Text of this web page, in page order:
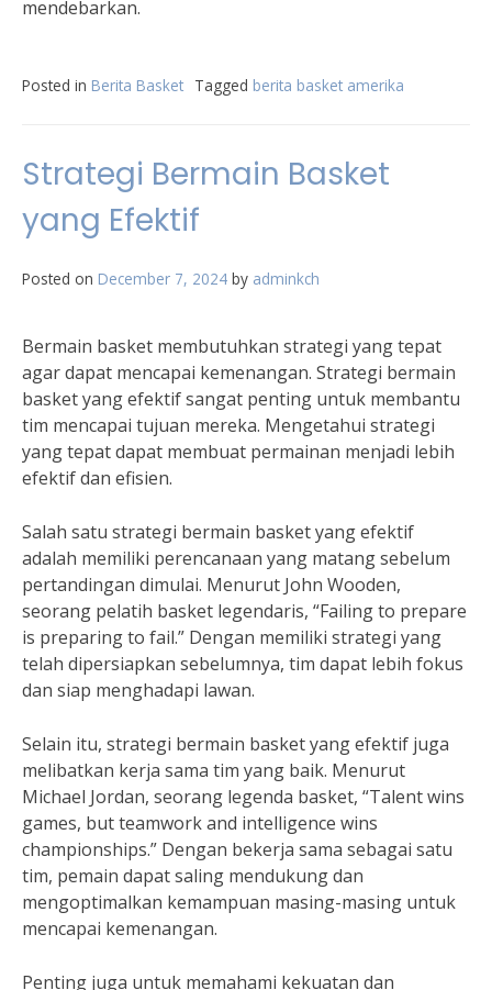
mendebarkan.
Posted in Berita Basket Tagged berita basket amerika
Strategi Bermain Basket
yang Efektif
Posted on December 7, 2024 by adminkch
Bermain basket membutuhkan strategi yang tepat
agar dapat mencapai kemenangan. Strategi bermain
basket yang efektif sangat penting untuk membantu
tim mencapai tujuan mereka. Mengetahui strategi
yang tepat dapat membuat permainan menjadi lebih
efektif dan efisien.
Salah satu strategi bermain basket yang efektif
adalah memiliki perencanaan yang matang sebelum
pertandingan dimulai. Menurut John Wooden,
seorang pelatih basket legendaris, “Failing to prepare
is preparing to fail.” Dengan memiliki strategi yang
telah dipersiapkan sebelumnya, tim dapat lebih fokus
dan siap menghadapi lawan.
Selain itu, strategi bermain basket yang efektif juga
melibatkan kerja sama tim yang baik. Menurut
Michael Jordan, seorang legenda basket, “Talent wins
games, but teamwork and intelligence wins
championships.” Dengan bekerja sama sebagai satu
tim, pemain dapat saling mendukung dan
mengoptimalkan kemampuan masing-masing untuk
mencapai kemenangan.
Penting juga untuk memahami kekuatan dan